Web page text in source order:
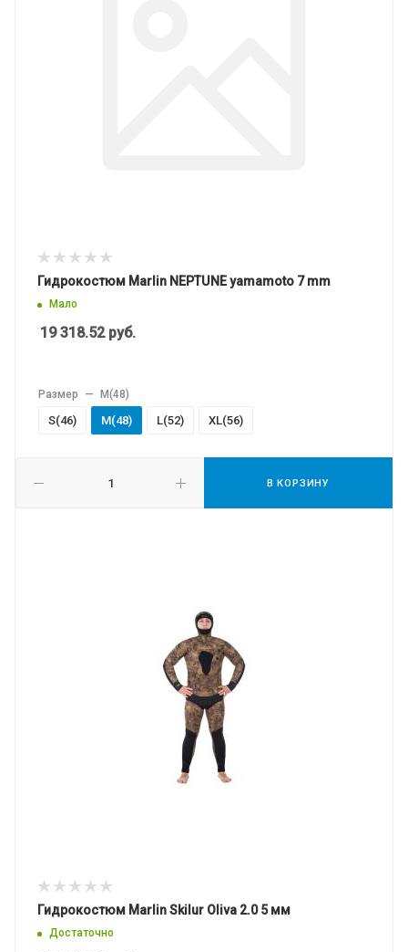
Гидрокостюм Marlin NEPTUNE yamamoto 7 mm
Мало
19 318.52руб.
В КОРЗИНУ
Размер — M(48)
S(46) M(48) L(52) XL(56)
Гидрокостюм Marlin Skilur Oliva 2.0 5 мм
Достаточно